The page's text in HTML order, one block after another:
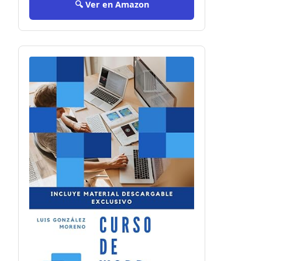
🔍 Ver en Amazon